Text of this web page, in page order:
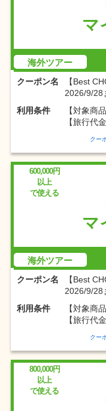
マ
海外ツアー
クーポン名
【Best
2026/9/
利用条件
【対象商
【旅行代
クー
600,000円
以上
で使える
マ
海外ツアー
クーポン名
【Best
2026/9/
利用条件
【対象商
【旅行代
クー
800,000円
以上
で使える